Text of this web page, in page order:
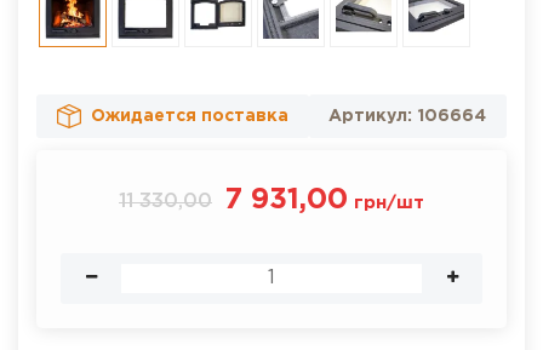
Ожидается поставка Артикул: 106664
11 330,00 7 931,00 грн/шт